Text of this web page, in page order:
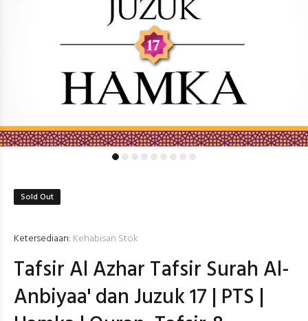
Sold Out
Ketersediaan: Kehabisan Stok
Tafsir Al Azhar Tafsir Surah Al-
Anbiyaa' dan Juzuk 17 | PTS |